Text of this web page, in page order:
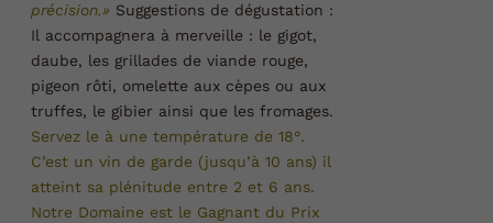
précision.» Suggestions de dégustation :
Il accompagnera à merveille : le gigot,
daube, les grillades de viande rouge,
pigeon rôti, omelette aux cèpes ou aux
truffes, le gibier ainsi que les fromages.
Servez le à une température de 18°.
C’est un vin de garde (jusqu’à 10 ans) il
atteint sa plénitude entre 2 et 6 ans.
Notre Domaine est le Gagnant du Prix